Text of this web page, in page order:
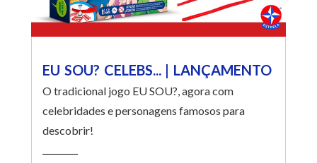
EU SOU? CELEBS... | LANÇAMENTO
O tradicional jogo EU SOU?, agora com
celebridades e personagens famosos para
descobrir!